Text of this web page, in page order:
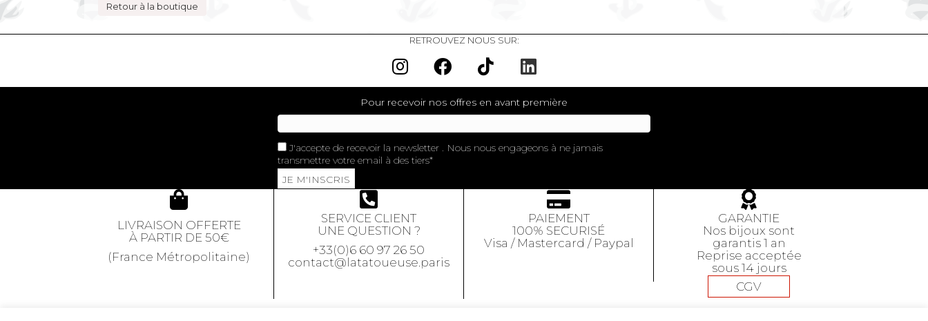
Retour à la boutique
RETROUVEZ NOUS SUR:
Pour recevoir nos offres en avant première
J'accepte de recevoir la newsletter . Nous nous engageons à ne jamais
transmettre votre email à des tiers
JE M'INSCRIS
LIVRAISON OFFERTE
À PARTIR DE 50€
(France Métropolitaine)
SERVICE CLIENT
UNE QUESTION ?
+33(0)6 60 97 26 50
contact@latatoueuse.paris
PAIEMENT
100% SECURISÉ
Visa / Mastercard / Paypal
GARANTIE
Nos bijoux sont
garantis 1 an
Reprise acceptée
sous 14 jours
CGV